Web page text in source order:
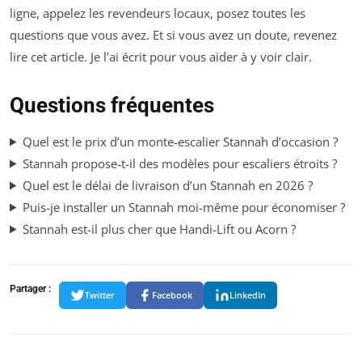
ligne, appelez les revendeurs locaux, posez toutes les
questions que vous avez. Et si vous avez un doute, revenez
lire cet article. Je l’ai écrit pour vous aider à y voir clair.
Questions fréquentes
Quel est le prix d’un monte-escalier Stannah d’occasion ?
Stannah propose-t-il des modèles pour escaliers étroits ?
Quel est le délai de livraison d’un Stannah en 2026 ?
Puis-je installer un Stannah moi-même pour économiser ?
Stannah est-il plus cher que Handi-Lift ou Acorn ?
Partager :
Twitter Facebook LinkedIn